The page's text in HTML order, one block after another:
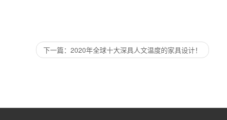
下一篇 2020年全球十大深具人文温度的家具设计！